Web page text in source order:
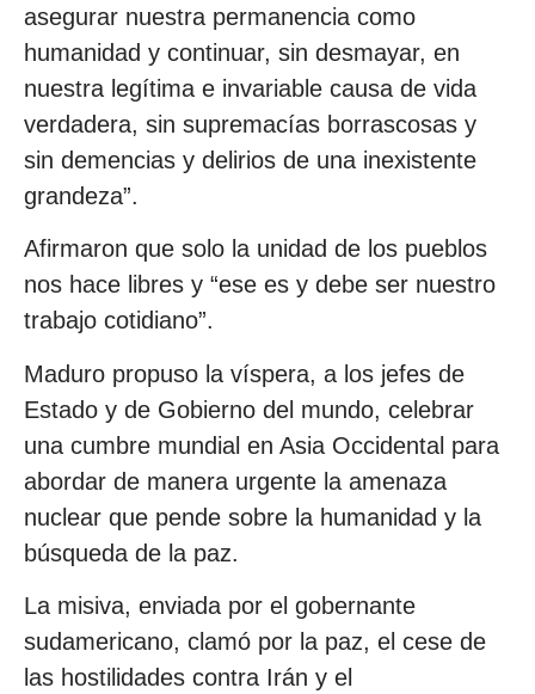
asegurar nuestra permanencia como
humanidad y continuar, sin desmayar, en
nuestra legítima e invariable causa de vida
verdadera, sin supremacías borrascosas y
sin demencias y delirios de una inexistente
grandeza”.
Afirmaron que solo la unidad de los pueblos
nos hace libres y “ese es y debe ser nuestro
trabajo cotidiano”.
Maduro propuso la víspera, a los jefes de
Estado y de Gobierno del mundo, celebrar
una cumbre mundial en Asia Occidental para
abordar de manera urgente la amenaza
nuclear que pende sobre la humanidad y la
búsqueda de la paz.
La misiva, enviada por el gobernante
sudamericano, clamó por la paz, el cese de
las hostilidades contra Irán y el